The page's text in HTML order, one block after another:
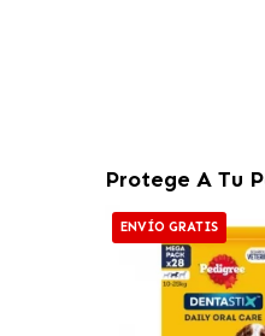
Protege A Tu
ENVÍO GRATIS